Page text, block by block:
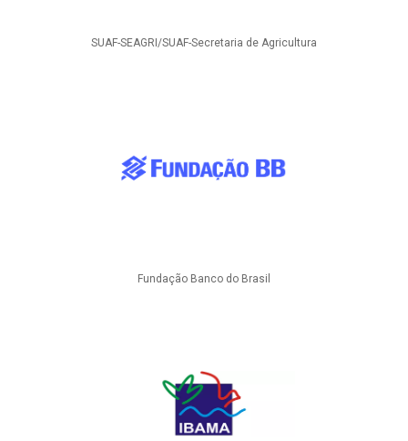
SUAF-SEAGRI/SUAF-Secretaria de Agricultura
Fundação Banco do Brasil